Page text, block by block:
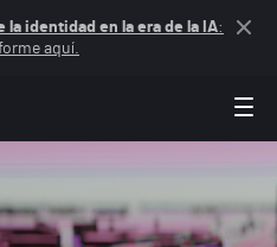
la identidad en la era de la IA:
aquí.